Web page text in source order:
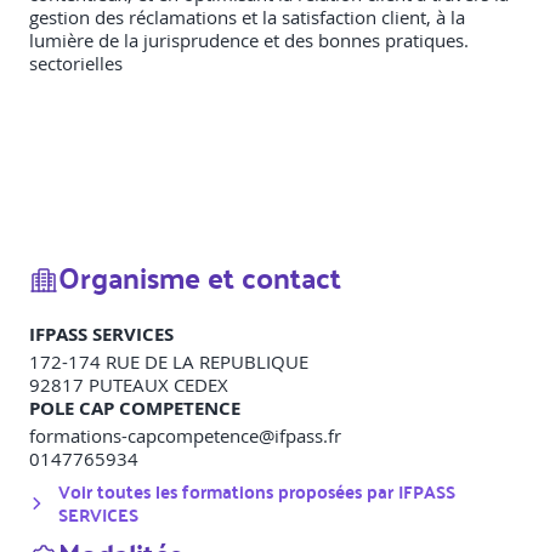
gestion des réclamations et la satisfaction client, à la
lumière de la jurisprudence et des bonnes pratiques.
sectorielles
Organisme et contact
IFPASS SERVICES
172-174 RUE DE LA REPUBLIQUE
92817 PUTEAUX CEDEX
POLE CAP COMPETENCE
formations-capcompetence@ifpass.fr
0147765934
Voir toutes les formations proposées parIFPASS
SERVICES